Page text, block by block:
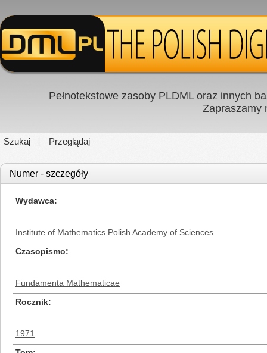
Pełnotekstowe zasoby PLDML oraz innych
Zapraszamy
Szukaj Przeglądaj
Numer - szczegóły
Wydawca
Institute of Mathematics Polish Academy of Sciences
Czasopismo
Fundamenta Mathematicae
Rocznik
1971